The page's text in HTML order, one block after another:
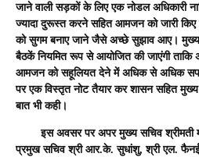
जाने वाली सड़कों के लिए एक नोडल अधिकारी
ज्यादा दुरूस्त करने सहित आमजन को जारी किए
को सुगम बनाए जाने जैसे अच्छे सुझाव आए। मुख्य
बैठकें नियमित रूप से आयोजित की जाएंगी
आमजन को सहूलियत देने में अधिक से अधिक
पर एक विस्तृत नोट तैयार कर शासन सहित
बात भी कही।
इस अवसर पर अपर मुख्य सचिव श्रीमती
प्रमुख सचिव श्री आर.के. सुधांशु, श्री एल. फैनई